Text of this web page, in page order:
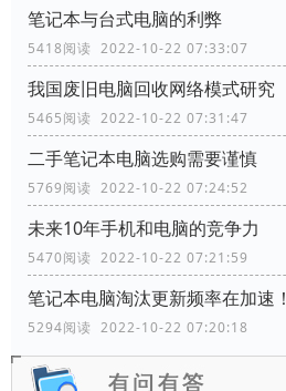
笔记本与台式电脑的利弊
5418阅读 2022-10-22 07:33:07
我国废旧电脑回收网络模式研究
5465阅读 2022-10-22 07:31:47
二手笔记本电脑选购需要谨慎
5769阅读 2022-10-22 07:24:52
未来10年手机和电脑的竞争力
5470阅读 2022-10-22 07:21:59
笔记本电脑淘汰更新频率在加速！
5294阅读 2022-10-22 07:20:18